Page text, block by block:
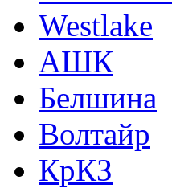
Westlake
АШК
Белшина
Волтайр
КрКЗ